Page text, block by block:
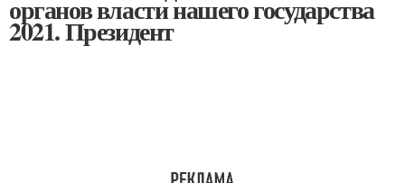
органов власти нашего государства
2021. Президент